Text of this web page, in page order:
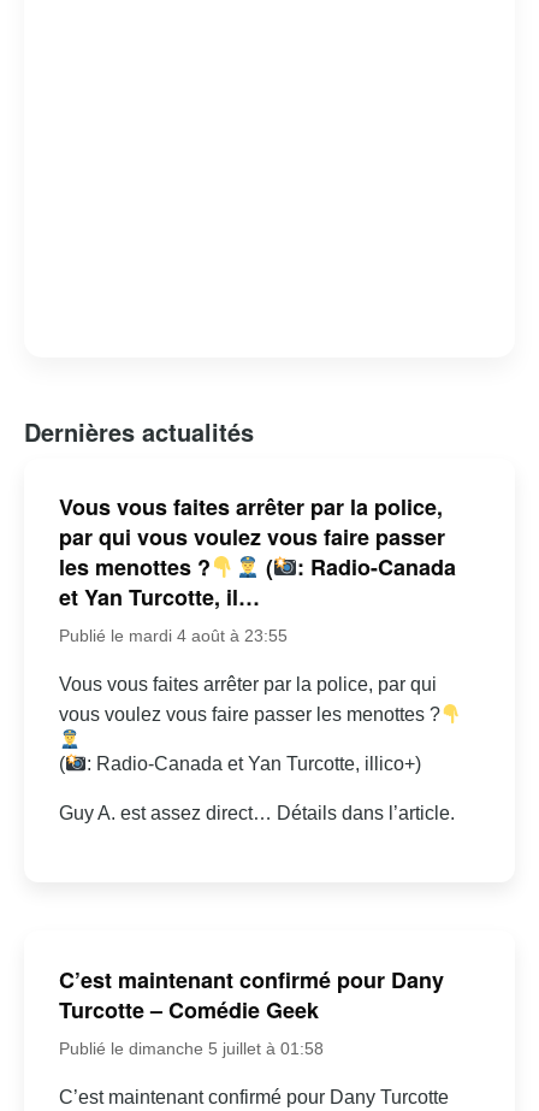
Dernières actualités
Vous vous faites arrêter par la police,
par qui vous voulez vous faire passer
les menottes ?
(
: Radio-Canada
et Yan Turcotte, il…
Publié le mardi 4 août à 23:55
Vous vous faites arrêter par la police, par qui
vous voulez vous faire passer les menottes ?
( : Radio-Canada et Yan Turcotte, illico+)
Guy A. est assez direct… Détails dans l’article.
C’est maintenant confirmé pour Dany
Turcotte – Comédie Geek
Publié le dimanche 5 juillet à 01:58
C’est maintenant confirmé pour Dany Turcotte